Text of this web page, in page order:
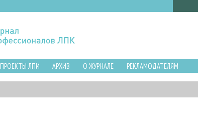
ПРОЕКТЫ ЛПИ АРХИВ О ЖУРНАЛЕ РЕКЛАМОДАТЕЛЯМ